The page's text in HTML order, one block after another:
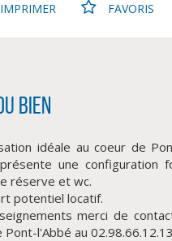
CLIQUER ICI POUR AGRANDIR
IMPRIMER FAVORIS
bien
idéale au coeur de
une configuration
réserve et wc.
potentiel locatif.
merci de
Pont-l'Abbé au